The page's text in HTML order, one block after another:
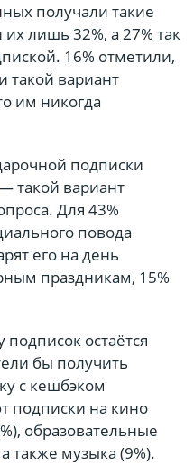
получали такие
лишь 32%, а 27% так
16% отметили,
такой вариант
им никогда
подписки
такой вариант
Для 43%
повода
его на день
праздникам, 15%
остаётся
бы получить
с кешбэком
подписки на кино
образовательные
также музыка (9%).